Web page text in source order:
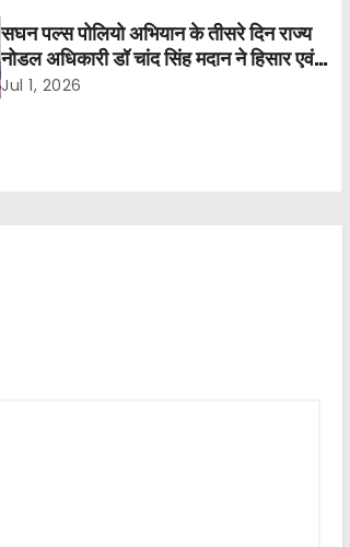
सघन पल्स पोलियो अभियान के तीसरे दिन राज्य
नोडल अधिकारी डॉ चांद सिंह मदान ने हिसार एवं
हांसी में किया निरीक्षण
Jul 1, 2026